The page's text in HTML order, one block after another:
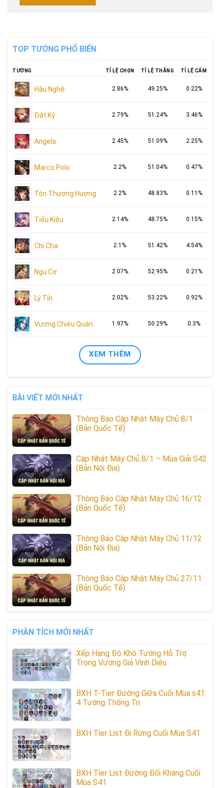
TOP TƯỚNG PHỔ BIẾN
TƯỚNG TỈ LỆ CHỌN TỈ LỆ THẮNG TỈ LỆ CẤM
Hậu Nghệ 2.86% 49.25% 0.22%
Đát Kỷ 2.79% 51.24% 3.46%
Angela 2.45% 51.09% 2.25%
Marco Polo 2.2% 51.04% 0.47%
Tôn Thượng Hương 2.2% 48.83% 0.11%
Tiểu Kiều 2.14% 48.75% 0.15%
Chi Cha 2.1% 51.42% 4.54%
Ngu Cơ 2.07% 52.95% 0.21%
Lý Tín 2.02% 53.22% 0.92%
Vương Chiêu Quân 1.97% 50.29% 0.3%
XEM THÊM
BÀI VIẾT MỚI NHẤT
Thông Báo Cập Nhật Máy Chủ 8/1
(Bản Quốc Tế)
Cập Nhật Máy Chủ 8/1 – Mùa Giải S42
(Bản Nội Địa)
Thông Báo Cập Nhật Máy Chủ 16/12
(Bản Quốc Tế)
Thông Báo Cập Nhật Máy Chủ 11/12
(Bản Nội Địa)
Thông Báo Cập Nhật Máy Chủ 27/11
(Bản Quốc Tế)
PHÂN TÍCH MỚI NHẤT
Xếp Hạng Độ Khó Tướng Hỗ Trợ
Trong Vương Giả Vinh Diệu
BXH T-Tier Đường Giữa Cuối Mùa s41:
4 Tướng Thống Trị
BXH Tier List Đi Rừng Cuối Mùa S41
BXH Tier List Đường Đối Kháng Cuối
Mùa S41